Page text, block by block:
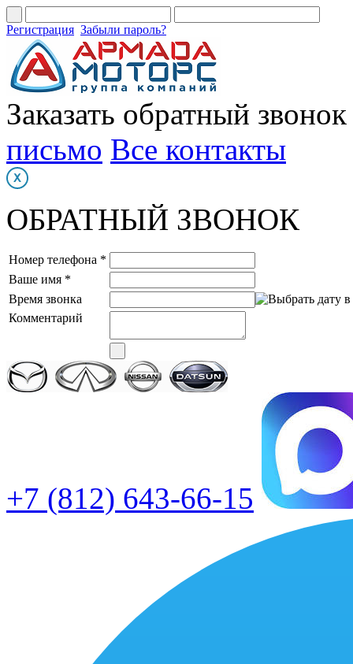
Регистрация Забыли пароль?
Заказать обратный звонок
письмо Все контакты
ОБРАТНЫЙ ЗВОНОК
Номер телефона *
Ваше имя *
Время звонка
Комментарий
+7 (812) 643-66-15